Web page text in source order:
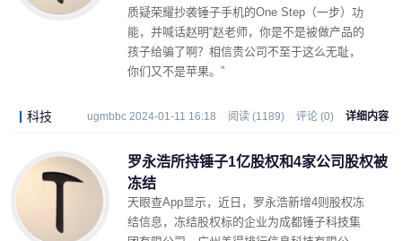
质疑荣耀抄袭锤子手机的One Step（一步）功
能，并喊话赵明“赵老师，你是不是被做产品的
孩子给骗了啊？相信贵公司不至于这么无耻，
你们又不是苹果。”
科技 ugmbbc 2024-01-11 16:18 阅读 (1189) 评论 (0) 详细内容
罗永浩所持锤子1亿股权和4家公司股权被
冻结
天眼查App显示，近日，罗永浩新增4则股权冻
结信息，冻结股权标的企业为成都锤子科技集